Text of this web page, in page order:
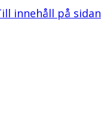
innehåll på sidan